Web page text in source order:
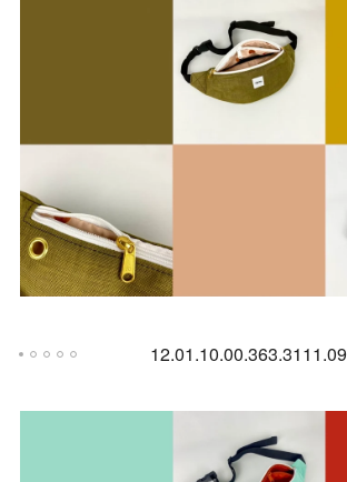
12.01.10.00.363.3111.09